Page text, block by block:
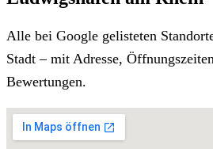
Alle bei Google gelisteten
Stadt – mit Adresse,
Bewertungen.